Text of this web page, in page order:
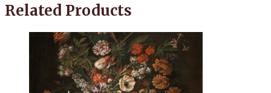
Related Products